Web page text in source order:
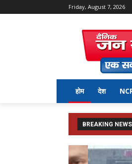
Friday, August 7, 2026
होम देश
BREAKING NEWS